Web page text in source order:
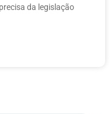
da legislação